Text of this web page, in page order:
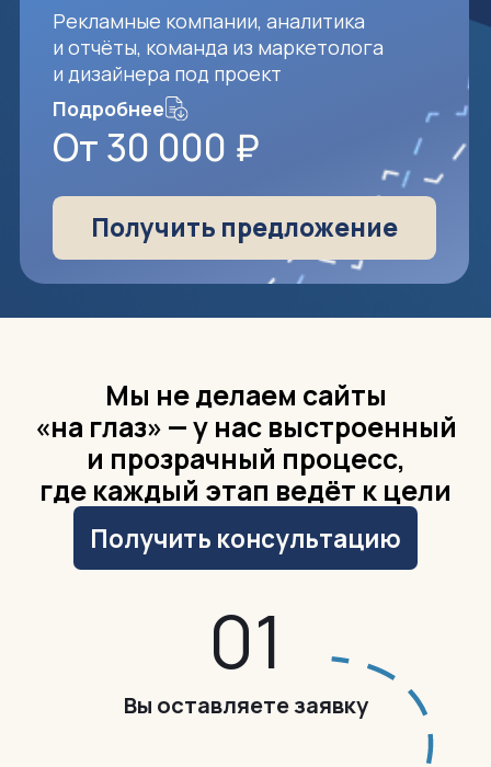
Рекламные компании, аналитика
и отчёты, команда из маркетолога
и дизайнера под проект
Подробнее
От 30 000 ₽
Получить предложение
Мы не делаем сайты
«на глаз» — у нас выстроенный
и прозрачный процесс,
где каждый этап ведёт к цели
Получить консультацию
01
Вы оставляетезаявку